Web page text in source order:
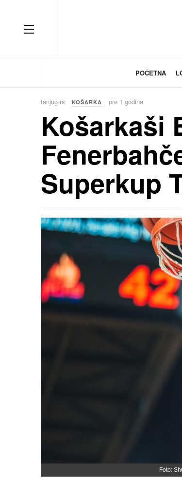
OFF CANVAS
POČETNA
tanjug.rs KOŠARKA pre 1 godina
Košarkaši
Superkup
Foto: